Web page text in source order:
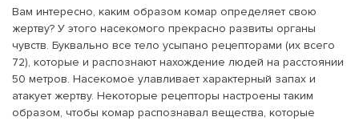
Вам интересно, каким образом комар определяет свою
жертву? У этого насекомого прекрасно развиты органы
чувств. Буквально все тело усыпано рецепторами (их всего
72), которые и распознают нахождение людей на расстоянии
50 метров. Насекомое улавливает характерный запах и
атакует жертву. Некоторые рецепторы настроены таким
образом, чтобы комар распознавал вещества, которые